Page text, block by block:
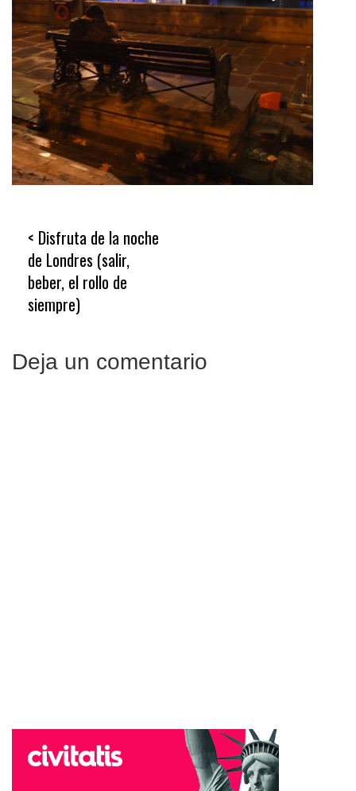
Navegación
de
entradas
Disfruta de la noche
de Londres (salir,
beber, el rollo de
siempre)
Deja un comentario